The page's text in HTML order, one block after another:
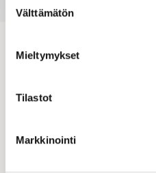
valinta
Välttämätön
Mieltymykset
Tilastot
Markkinointi
Kastelli-kauppiaat
Piharakennusten myynti